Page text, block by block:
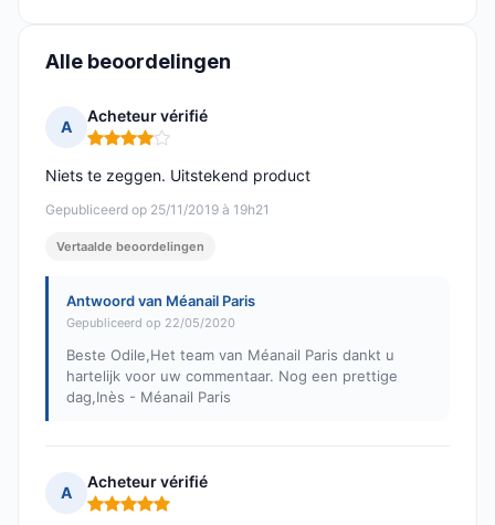
Alle beoordelingen
A
Acheteur vérifié
Opmerking: 4 van 5
Gepubliceerd op 25/11/2019 à 19h21
Niets te zeggen. Uitstekend product
Vertaalde beoordelingen
Antwoord van Méanail Paris
Gepubliceerd op 22/05/2020
Beste Odile,Het team van Méanail Paris dankt u
hartelijk voor uw commentaar. Nog een prettige
dag,Inès - Méanail Paris
A
Acheteur vérifié
Opmerking: 5 van 5